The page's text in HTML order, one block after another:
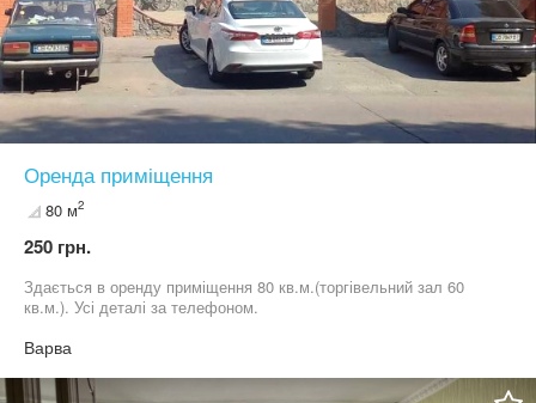
Оренда приміщення
80 м2
250 грн.
Здається в оренду приміщення 80 кв.м.(торгівельний зал 60
кв.м.). Усі деталі за телефоном.
Варва